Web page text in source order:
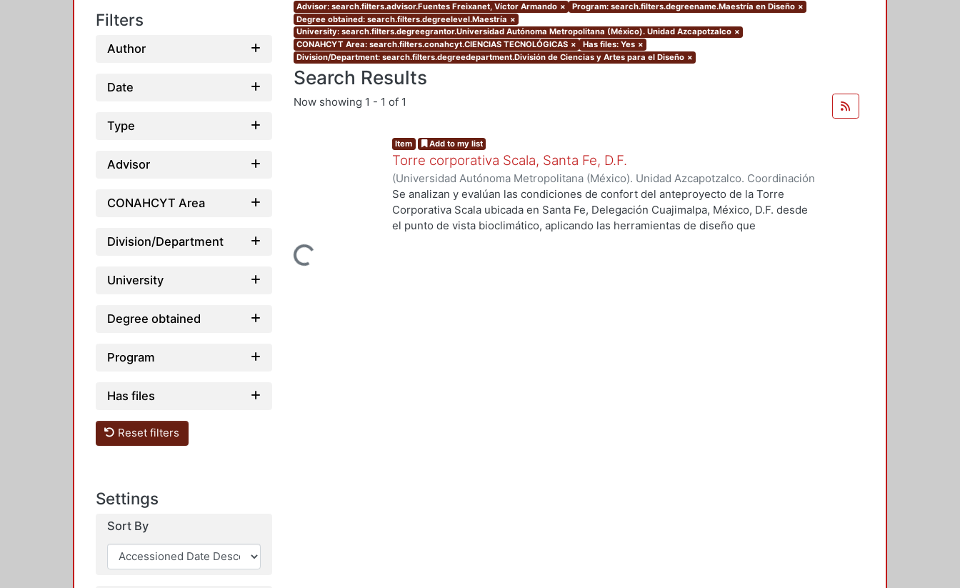
Filters
Author
Date
Type
Advisor
CONAHCYT Area
Division/Department
University
Degree obtained
Program
Has files
Reset filters
Settings
Sort By
Advisor: search.filters.advisor.Fuentes Freixanet, Víctor Armando × Program: search.filters.degreename.Maestría en Diseño ×
Degree obtained: search.filters.degreelevel.Maestría ×
University: search.filters.degreegrantor.Universidad Autónoma Metropolitana (México). Unidad Azcapotzalco ×
CONAHCYT Area: search.filters.conahcyt.CIENCIAS TECNOLÓGICAS × Has files: Yes ×
Division/Department: search.filters.degreedepartment.División de Ciencias y Artes para el Diseño ×
Search Results
Now showing 1 - 1 of 1
Loading...
Item Add to my list
Torre corporativa Scala, Santa Fe, D.F.
(Universidad Autónoma Metropolitana (México). Unidad Azcapotzalco. Coordinación
de Servicios de Información.,1999)Corro Eguia, Guillermo Heriberto
Se analizan y evalúan las condiciones de confort del anteproyecto de la Torre
Corporativa Scala ubicada en Santa Fe, Delegación Cuajimalpa, México, D.F. desde
el punto de vista bioclimático, aplicando las herramientas de diseño que